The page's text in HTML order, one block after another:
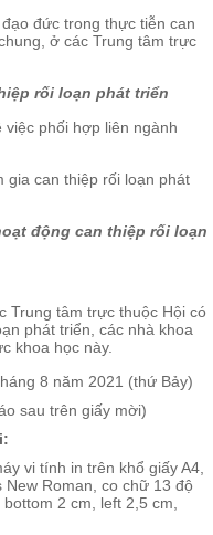
đức trong thực tiễn can
ở các Trung tâm trực
rối loạn phát triển
phối hợp liên ngành
gia can thiệp rối loạn phát
động can thiệp rối loạn
Trung tâm trực thuộc Hội có
phát triển, các nhà khoa
khoa học này.
8 năm 2021 (thứ Bảy)
sau trên giấy mời)
vi tính in trên khổ giấy A4,
New Roman, co chữ 13 độ
2 cm, left 2,5 cm,